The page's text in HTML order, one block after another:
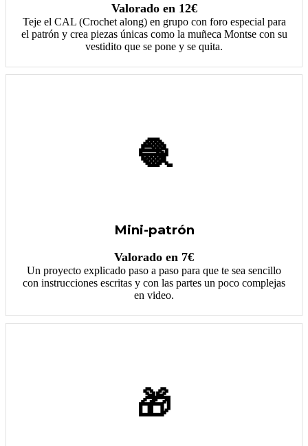
Valorado en 12€
Teje el CAL (Crochet along) en grupo con foro especial para
el patrón y crea piezas únicas como la muñeca Montse con su
vestidito que se pone y se quita.
🧶
Mini-patrón
Valorado en 7€
Un proyecto explicado paso a paso para que te sea sencillo
con instrucciones escritas y con las partes un poco complejas
en video.
🎁